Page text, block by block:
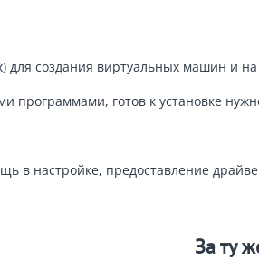
создания виртуальных машин и
программами, готов к установке
в настройке, предоставление
За ту